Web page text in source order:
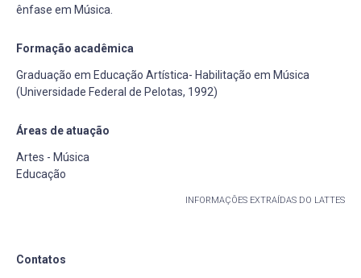
ênfase em Música.
Formação acadêmica
Graduação em Educação Artística- Habilitação em Música
(Universidade Federal de Pelotas, 1992)
Áreas de atuação
Artes - Música
Educação
INFORMAÇÕES EXTRAÍDAS DO LATTES
Contatos